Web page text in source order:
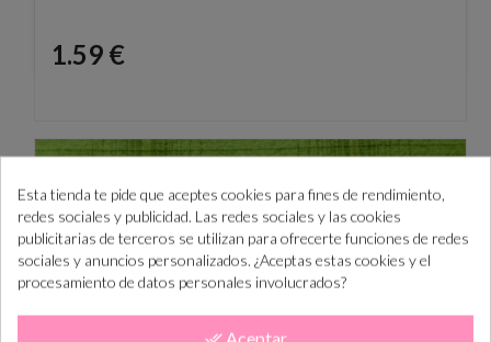
Precio
1.59 €
Esta tienda te pide que aceptes cookies para fines de rendimiento,
redes sociales y publicidad. Las redes sociales y las cookies
publicitarias de terceros se utilizan para ofrecerte funciones de redes
sociales y anuncios personalizados. ¿Aceptas estas cookies y el
procesamiento de datos personales involucrados?
done_all Aceptar